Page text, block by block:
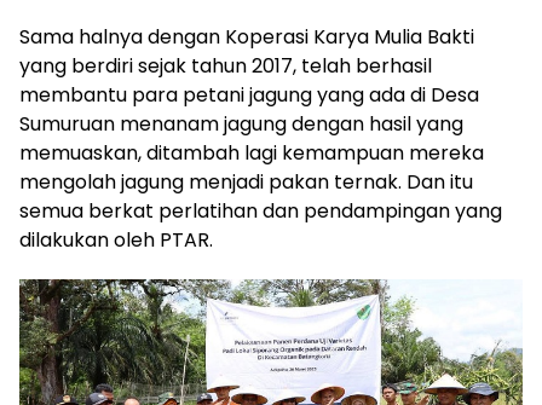
Sama halnya dengan Koperasi Karya Mulia Bakti
yang berdiri sejak tahun 2017, telah berhasil
membantu para petani jagung yang ada di Desa
Sumuruan menanam jagung dengan hasil yang
memuaskan, ditambah lagi kemampuan mereka
mengolah jagung menjadi pakan ternak. Dan itu
semua berkat perlatihan dan pendampingan yang
dilakukan oleh PTAR.